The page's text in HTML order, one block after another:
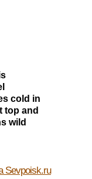
cold in
top and
wild
Sevpoisk.ru